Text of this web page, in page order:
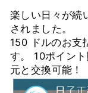
楽しい日々が続
されました。
150 ドルのお支
す。 10ポイン
元と交換可能！